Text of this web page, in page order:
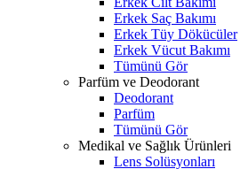
Erkek Saç Bakımı
Erkek Tüy Dökücüler
Erkek Vücut Bakımı
Tümünü Gör
Parfüm ve Deodorant
Deodorant
Parfüm
Tümünü Gör
Medikal ve Sağlık Ürünleri
Lens Solüsyonları